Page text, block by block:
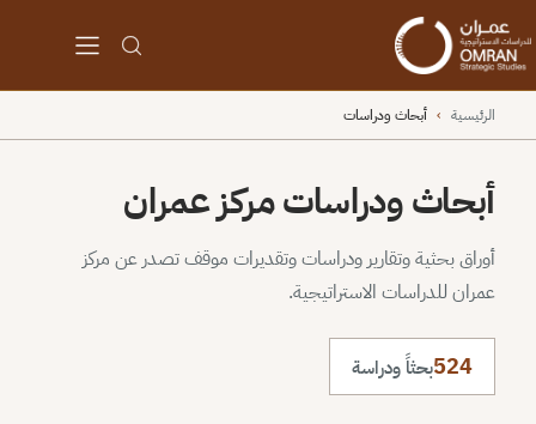
الرئيسية › أبحاث ودراسات
أبحاث ودراسات مركز عمران
أوراق بحثية وتقارير ودراسات وتقديرات موقف تصدر عن مركز
عمران للدراسات الاستراتيجية.
524بحثاً ودراسة